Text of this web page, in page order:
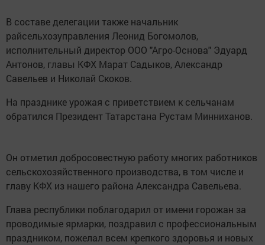
В составе делегации также начальник
райсельхозуправления Леонид Богомолов,
исполнительный директор ООО "Агро-Основа" Эдуард
Антонов, главы КФХ Марат Садыков, Александр
Савельев и Николай Скоков.
На празднике урожая с приветствием к сельчанам
обратился Президент Татарстана Рустам Минниханов.
Он отметил добросовестную работу многих работников
сельскохозяйственного производства, в том числе и
главу КФХ из нашего района Александра Савельева.
Глава республики поблагодарил от имени горожан за
проводимые ярмарки, поздравил с профессиональным
праздником, пожелал всем крепкого здоровья и новых